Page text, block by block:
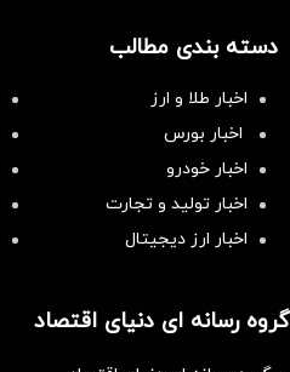
دسته بندی مطالب
اخبار طلا و ارز
اخبار بورس
اخبار خودرو
اخبار تولید و تجارت
اخبار ارز دیجیتال
گروه رسانه ای دنیای اقتصاد